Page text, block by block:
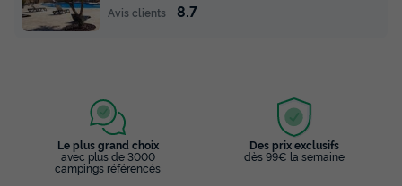
Avis clients
8.7
Le plus grand choix
avec plus de 3000
campings référencés
Des prix exclusifs
dès 99€ la semaine